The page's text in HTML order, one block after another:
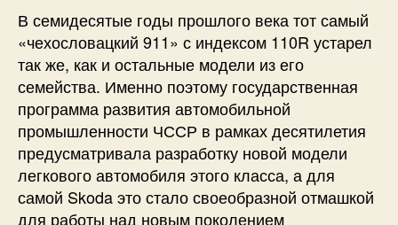
В семидесятые годы прошлого века тот самый
«чехословацкий 911» с индексом 110R устарел
так же, как и остальные модели из его
семейства. Именно поэтому государственная
программа развития автомобильной
промышленности ЧССР в рамках десятилетия
предусматривала разработку новой модели
легкового автомобиля этого класса, а для
самой Skoda это стало своеобразной отмашкой
для работы над новым поколением